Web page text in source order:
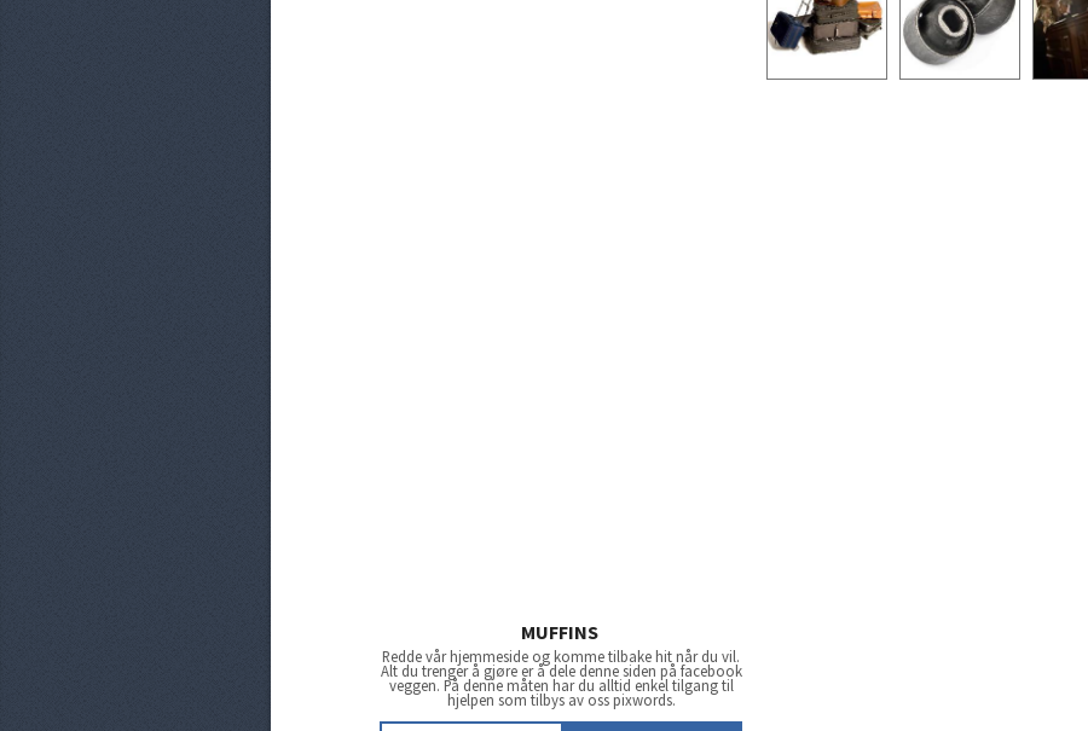
MUFFINS
Redde vår hjemmeside og komme tilbake hit når du vil.
Alt du trenger å gjøre er å dele denne siden på facebook
veggen. På denne måten har du alltid enkel tilgang til
hjelpen som tilbys av oss pixwords.